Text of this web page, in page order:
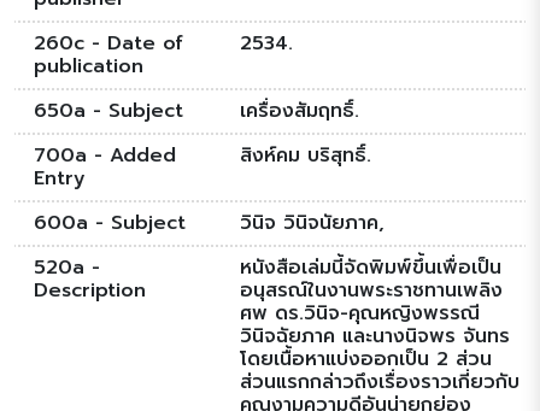
260c - Date of
publication
2534.
650a - Subject
เครื่องสัมฤทธิ์.
700a - Added
Entry
สิงห์คม บริสุทธิ์.
600a - Subject
วินิจ วินิจนัยภาค,
520a -
Description
หนังสือเล่มนี้จัดพิมพ์ขึ้นเพื่อเป็น
อนุสรณ์ในงานพระราชทานเพลิง
ศพ ดร.วินิจ-คุณหญิงพรรณี
วินิจฉัยภาค และนางนิจพร จันทร
โดยเนื้อหาแบ่งออกเป็น 2 ส่วน
ส่วนแรกกล่าวถึงเรื่องราวเกี่ยวกับ
คุณงามความดีอันน่ายกย่อง